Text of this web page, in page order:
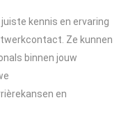
kennis en ervaring
Ze kunnen
binnen jouw
en